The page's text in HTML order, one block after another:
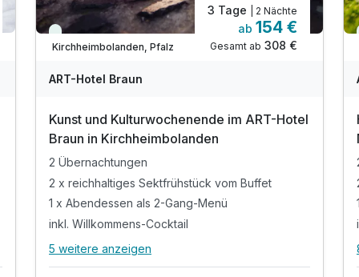
Immer verfügbar
Kirchheimbolanden, Pfalz
3 Tage | 2 Nächte
ab 154 €
Gesamt ab 308 €
ART-Hotel Braun
Kunst und Kulturwochenende im ART-Hotel
Braun in Kirchheimbolanden
2 Übernachtungen
2 x reichhaltiges Sektfrühstück vom Buffet
1 x Abendessen als 2-Gang-Menü
inkl. Willkommens-Cocktail
Alle Inklusivleistungen
5 weitere anzeigen